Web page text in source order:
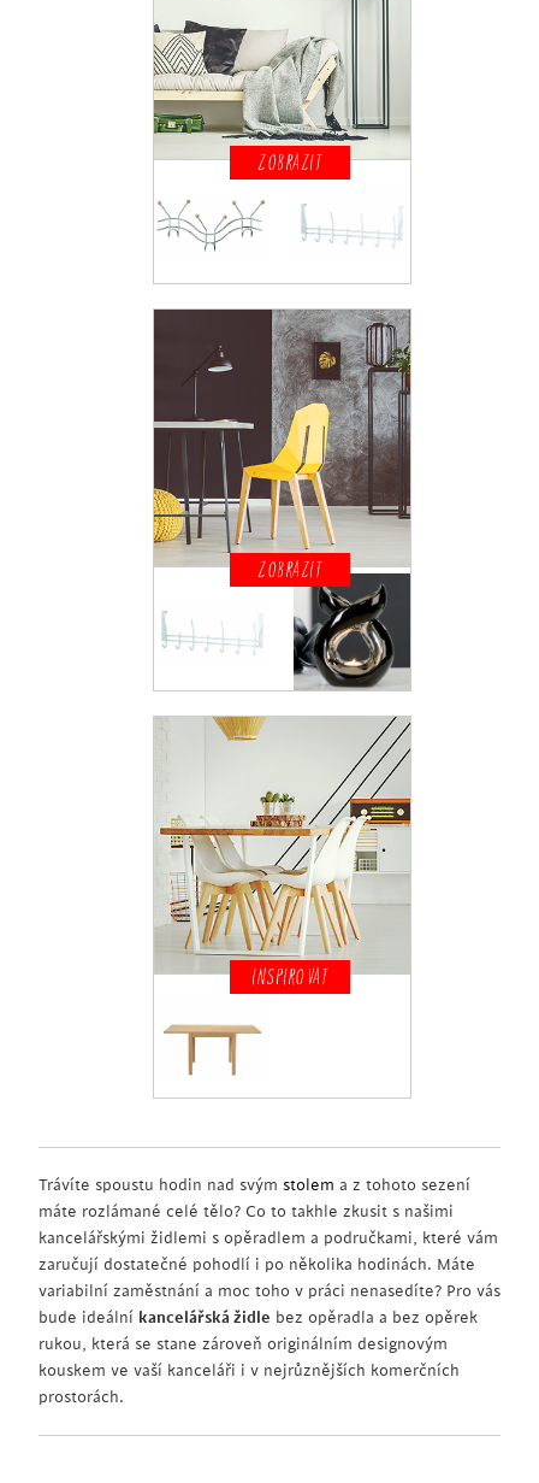
ZOBRAZIT
ZOBRAZIT
INSPIROVAT
Trávíte spoustu hodin nad svým stolem a z tohoto sezení
máte rozlámané celé tělo? Co to takhle zkusit s našimi
kancelářskými židlemi s opěradlem a područkami, které vám
zaručují dostatečné pohodlí i po několika hodinách. Máte
variabilní zaměstnání a moc toho v práci nenasedíte? Pro vás
bude ideální kancelářská židle bez opěradla a bez opěrek
rukou, která se stane zároveň originálním designovým
kouskem ve vaší kanceláři i v nejrůznějších komerčních
prostorách.